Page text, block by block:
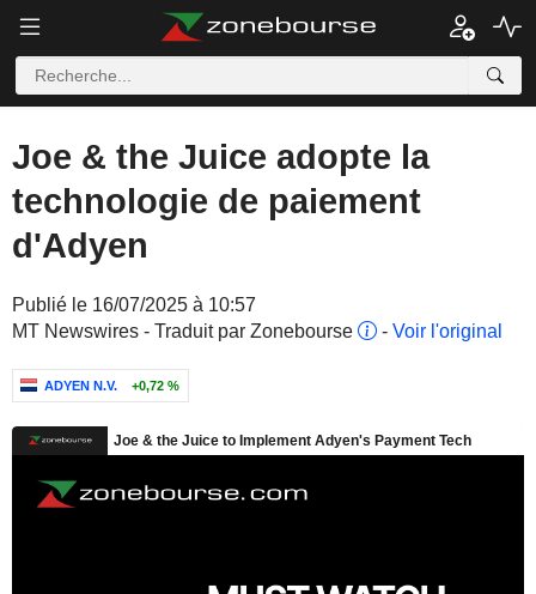
Joe & the Juice adopte la
technologie de paiement
d'Adyen
Publié le 16/07/2025 à 10:57
MT Newswires - Traduit par Zonebourse
- Voir l'original
ADYEN N.V. +0,72 %